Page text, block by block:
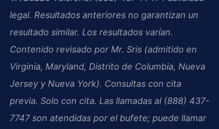
legal. Resultados anteriores no garantizan un
resultado similar. Los resultados varían.
Contenido revisado por Mr. Sris (admitido en
Virginia, Maryland, Distrito de Columbia, Nueva
Jersey y Nueva York). Consultas con cita
previa. Solo con cita. Las llamadas al (888) 437-
7747 son atendidas por el bufete; puede llamar